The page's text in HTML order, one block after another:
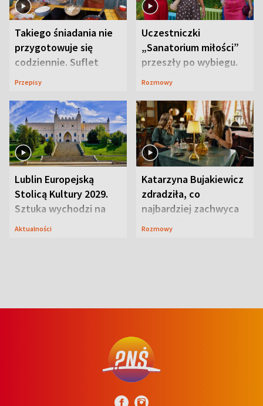
Takiego śniadania nie
przygotowuje się
codziennie. Suflet
serowy zachwyca
Przepisy
Uczestniczki
„Sanatorium miłości”
przeszły po wybiegu.
Te stylizacje
Rozmowy
Lublin Europejską
Stolicą Kultury 2029.
Sztuka wychodzi na
ulice
Aktualności
Katarzyna Bujakiewicz
zdradziła, co
najbardziej zachwyca
ją w Lublinie
Rozmowy